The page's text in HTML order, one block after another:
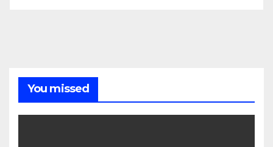
You missed